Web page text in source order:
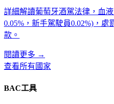
詳細解讀葡萄牙酒駕法律，血
0.05%，新手駕駛員0.02%)，
款。
閱讀更多 →
查看所有國家
BAC工具